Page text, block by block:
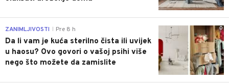
0
ZANIMLJIVOSTI Pre 8 h
Da li vam je kuća sterilno čista ili uvijek
u haosu? Ovo govori o vašoj psihi više
nego što možete da zamislite